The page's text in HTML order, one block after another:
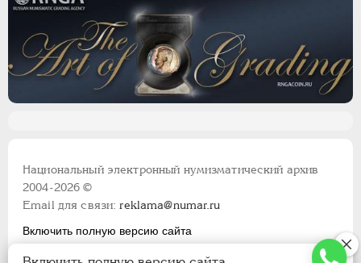
Национальный электронный нумизматический архив
2004-2026 ©
Email для связи:reklama@numar.ru
Включить полную версию сайта